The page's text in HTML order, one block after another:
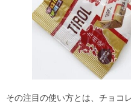
その注目の使い方とは、チョコ